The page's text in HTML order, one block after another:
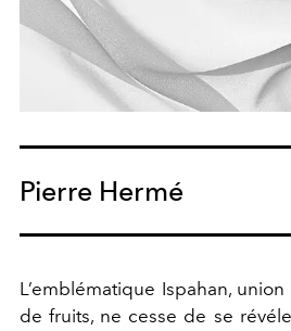
Pierre Hermé
L’emblématique Ispahan,
de fruits, ne cesse de se